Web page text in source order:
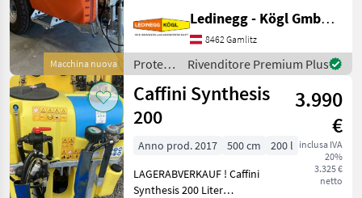
Macchina nuova
drallfreiem
Querstromumkehr-
Doppelaxialgebläse für den
Weinbau Beschreibung:
Diese Ausstellungsma
Ledinegg - Kögl GmbH - Obst- und Weinbautechnik
8462 Gamlitz
Protezione
piante /
Lochmann
Rivenditore Premium Plus
Caffini Synthesis
200
3.990
€
inclusa IVA
20%
3.325 €
netto
Anno prod. 2017 500 cm
200 l
LAGERABVERKAUF ! Caffini
Synthesis 200 Liter